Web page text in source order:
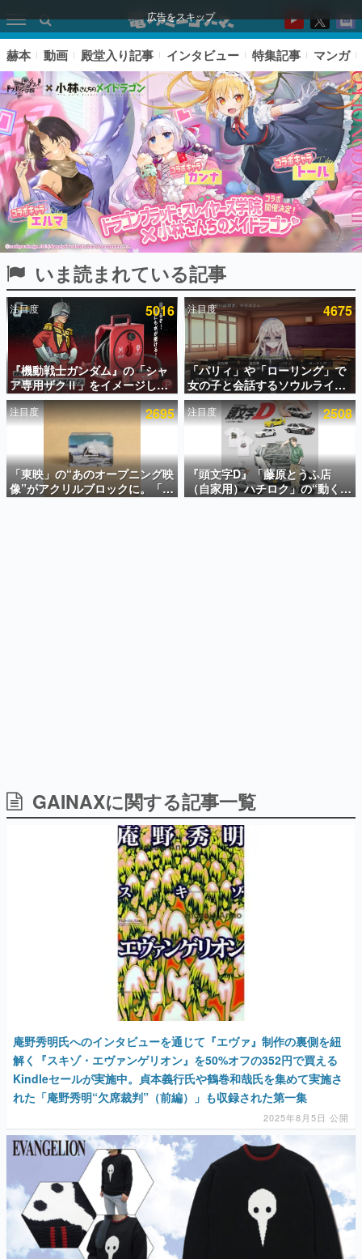
広告をスキップ
ピックアップ
電ファミのいま読まれている記事ランキング
アプリセール情報
インタビュー
連載・特集一覧
殿堂入り記事
SNS拡散数が数千以上！ ページビュー数万以上！ などな
ど。多くの人々に読まれた、電ファミ渾身の“殿堂入り”記
事をまとめました。
日本のモバイルゲーム史における主要なトピック・タイト
ルを網羅するほか、開発者へのインタビューや識者による
解説を掲載。約20年の歴史が一望できる決定版！
若ゲのいたり〜ゲームクリエイターの青春〜
『うつヌケ』『ペンと箸』等で知られるマンガ家・田中圭
一先生によるゲーム業界レポートマンガです。
なんでゲームは面白い？
ゲーム開発者・hamatsu氏がゲームの魅力を画面や操作の
具体的な形から解き明かしていく、硬派で骨太な評論連載
ゲームが変えた日本語
「経験値」「裏技」「ラスボス」… ゲームにまつわる言葉
の起源や用法の変遷を、コンピューター文化史研究家・タ
イニーP氏が徹底調査。
カテゴリ
特集記事
女性向け
アプリレビュー
その他
電ファミニコゲーマーとは？
赫本 動画 殿堂入り記事 インタビュー 特集記事 マンガ
いま読まれている記事
注目度 5016
『機動戦士ガンダム』の「シャ
ア専用ザクⅡ」をイメージした
散水ホースリールが予約開始。
本体にはシャアのパーソナルマ
ークやジオン公国軍のエンブレ
ム、型式番号などを配置
注目度 4675
「パリィ」や「ローリング」で
女の子と会話するソウルライク
恋愛ゲーム『小早川さんはソウ
ルライク』無料公開。返事に失
敗すると「YOU DIED」
注目度 2695
「東映」の“あのオープニング映
像”がアクリルブロックに。「東
映ヒストリカル グッズコレクシ
注目度 2508
『頭文字D』「藤原とうふ店
（自家用）ハチロク」の“動くテ
ィッシュケース”が買えるポップ
庵野秀明氏へのインタビューを通じて『エヴァ』制作の裏側を紐
解く『スキゾ・エヴァンゲリオン』を50%オフの352円で買える
Kindleセールが実施中。貞本義行氏や鶴巻和哉氏を集めて実施さ
れた「庵野秀明“欠席裁判”（前編）」も収録された第一集
2025年8月5日 公開